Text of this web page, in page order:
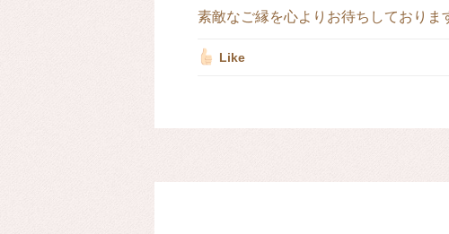
素敵なご縁を心よりお待ちしておりま
Like